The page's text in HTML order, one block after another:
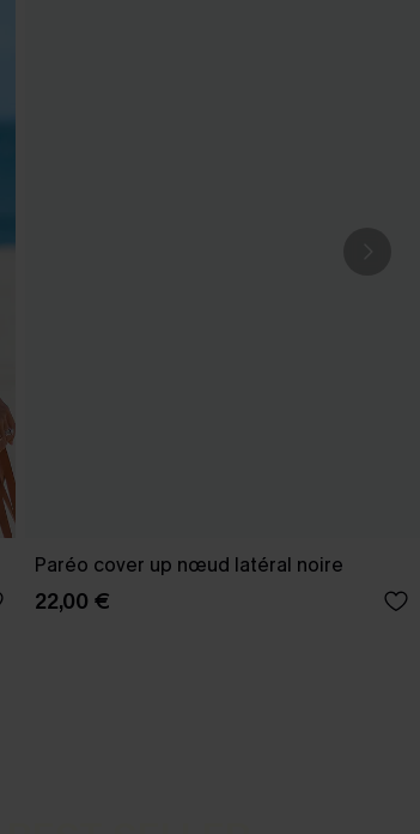
Paréo cover up nœud latéral noire
22,00 €